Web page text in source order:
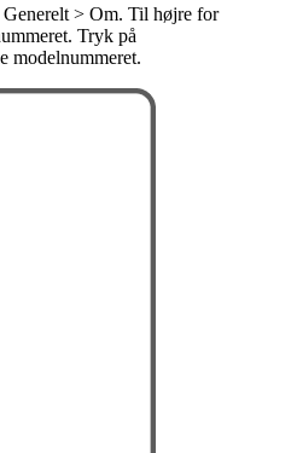
> Om. Til højre for
Tryk på
modelnummeret.